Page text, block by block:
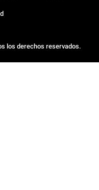
los derechos reservados.